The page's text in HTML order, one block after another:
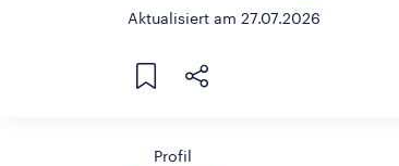
Aktualisiert am 27.07.2026
Profil